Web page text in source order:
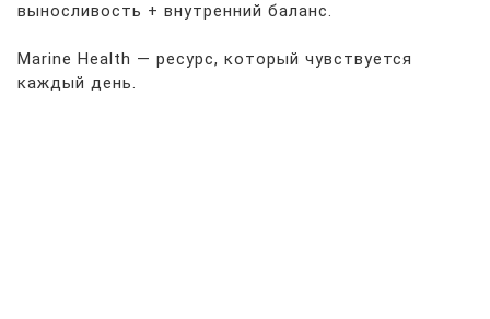
выносливость + внутренний баланс.
Marine Health — ресурс, который чувствуется
каждый день.